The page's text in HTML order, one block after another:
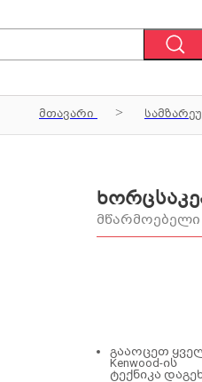
მთავარი
მწარმოებელი
გააოცეთ
Kenwood-ის
ტექნიკა